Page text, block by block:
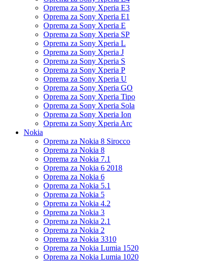
Oprema za Sony Xperia E3
Oprema za Sony Xperia E1
Oprema za Sony Xperia E
Oprema za Sony Xperia SP
Oprema za Sony Xperia L
Oprema za Sony Xperia J
Oprema za Sony Xperia S
Oprema za Sony Xperia P
Oprema za Sony Xperia U
Oprema za Sony Xperia GO
Oprema za Sony Xperia Tipo
Oprema za Sony Xperia Sola
Oprema za Sony Xperia Ion
Oprema za Sony Xperia Arc
Nokia
Oprema za Nokia 8 Sirocco
Oprema za Nokia 8
Oprema za Nokia 7.1
Oprema za Nokia 6 2018
Oprema za Nokia 6
Oprema za Nokia 5.1
Oprema za Nokia 5
Oprema za Nokia 4.2
Oprema za Nokia 3
Oprema za Nokia 2.1
Oprema za Nokia 2
Oprema za Nokia 3310
Oprema za Nokia Lumia 1520
Oprema za Nokia Lumia 1020